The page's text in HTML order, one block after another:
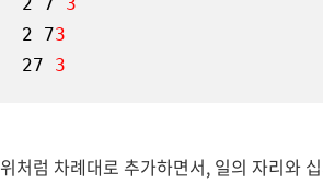
2 73
27 3
위처럼 차례대로 추가하면서, 일의 자리와